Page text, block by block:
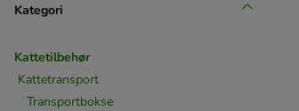
Kategori
Kattetilbehør
Kattetransport
Transportbokse